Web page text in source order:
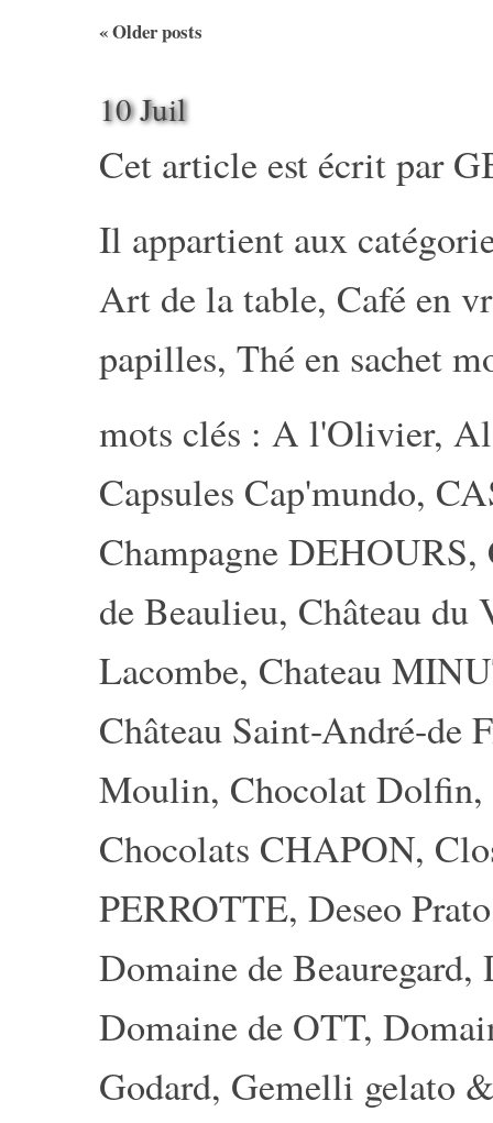
«Older posts
10 Juil
Cet article est écrit par
Il appartient aux
Art de la table, Café en
papilles, Thé en sachet
mots clés : A l'Olivier,
Capsules Cap'mundo,
Champagne DEHOURS,
de Beaulieu, Château
Lacombe, Chateau
Château Saint-André-de
Moulin, Chocolat Dolfin,
Chocolats CHAPON,
PERROTTE, Deseo Prato
Domaine de Beauregard,
Domaine de OTT,
Godard, Gemelli gelato